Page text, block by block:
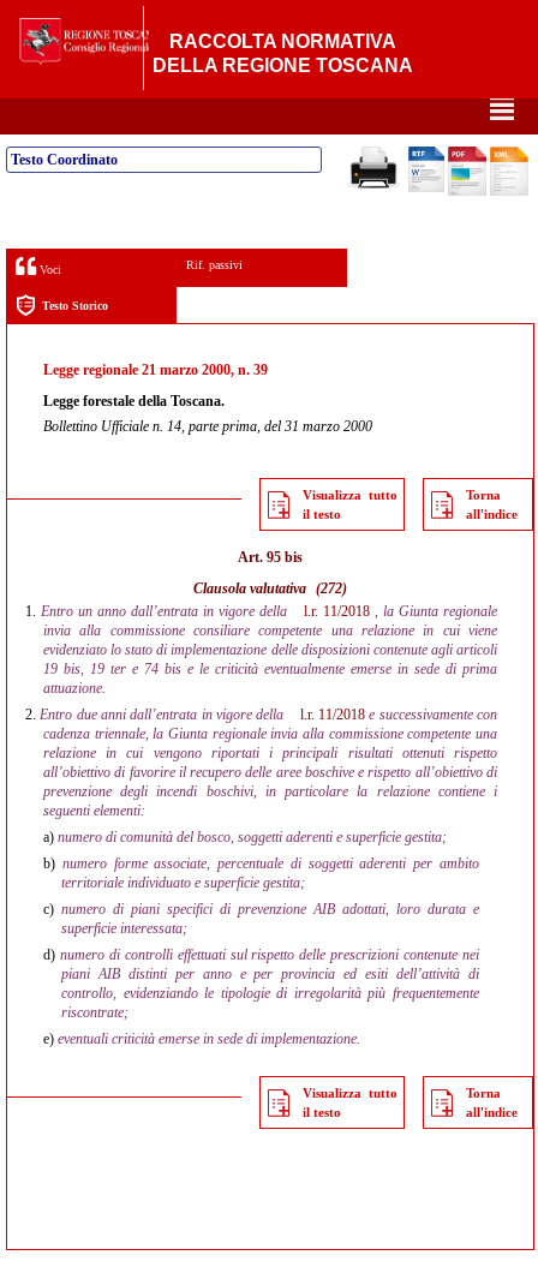
RACCOLTA NORMATIVA
DELLA REGIONE TOSCANA
²
Testo Coordinato
Voci Rif. passivi
Testo Storico
Legge regionale 21 marzo 2000, n. 39
Legge forestale della Toscana.
Bollettino Ufficiale n. 14, parte prima, del 31 marzo 2000
Visualizza tutto
il testo
Torna
all'indice
Art. 95 bis
Clausola valutativa (272)
1. Entro un anno dall’entrata in vigore della l.r. 11/2018 , la Giunta regionale
invia alla commissione consiliare competente una relazione in cui viene
evidenziato lo stato di implementazione delle disposizioni contenute agli articoli
19 bis, 19 ter e 74 bis e le criticità eventualmente emerse in sede di prima
attuazione.
2.Entro due anni dall’entrata in vigore della l.r. 11/2018 e successivamente con
cadenza triennale, la Giunta regionale invia alla commissione competente una
relazione in cui vengono riportati i principali risultati ottenuti rispetto
all’obiettivo di favorire il recupero delle aree boschive e rispetto all’obiettivo di
prevenzione degli incendi boschivi, in particolare la relazione contiene i
seguenti elementi:
a) numero di comunità del bosco, soggetti aderenti e superficie gestita;
b) numero forme associate, percentuale di soggetti aderenti per ambito
territoriale individuato e superficie gestita;
c) numero di piani specifici di prevenzione AIB adottati, loro durata e
superficie interessata;
d) numero di controlli effettuati sul rispetto delle prescrizioni contenute nei
piani AIB distinti per anno e per provincia ed esiti dell’attività di
controllo, evidenziando le tipologie di irregolarità più frequentemente
riscontrate;
e) eventuali criticità emerse in sede di implementazione.
Visualizza tutto
il testo
Torna
all'indice